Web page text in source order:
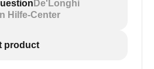
De'Longhi
Hilfe-Center
product